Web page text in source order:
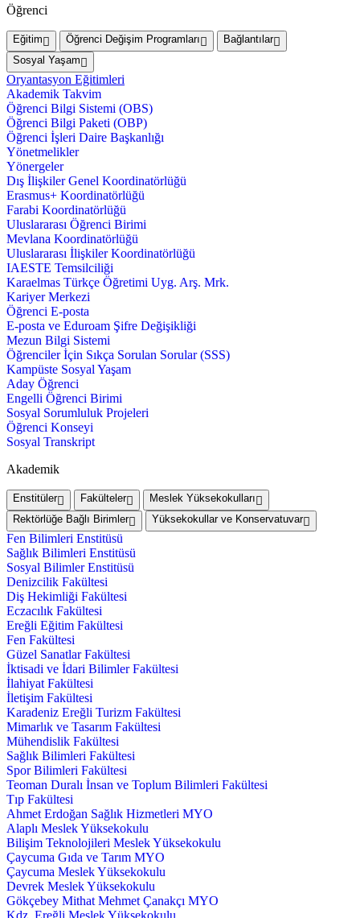
Öğrenci
Eğitim Öğrenci Değişim Programları
Bağlantılar
Sosyal Yaşam
Oryantasyon Eğitimleri
Akademik Takvim
Öğrenci Bilgi Sistemi (OBS)
Öğrenci Bilgi Paketi (OBP)
Öğrenci İşleri Daire Başkanlığı
Yönetmelikler
Yönergeler
Dış İlişkiler Genel Koordinatörlüğü
Erasmus+ Koordinatörlüğü
Farabi Koordinatörlüğü
Uluslararası Öğrenci Birimi
Mevlana Koordinatörlüğü
Uluslararası İlişkiler Koordinatörlüğü
IAESTE Temsilciliği
Karaelmas Türkçe Öğretimi Uyg. Arş. Mrk.
Kariyer Merkezi
Öğrenci E-posta
E-posta ve Eduroam Şifre Değişikliği
Mezun Bilgi Sistemi
Öğrenciler İçin Sıkça Sorulan Sorular (SSS)
Kampüste Sosyal Yaşam
Aday Öğrenci
Engelli Öğrenci Birimi
Sosyal Sorumluluk Projeleri
Öğrenci Konseyi
Sosyal Transkript
Akademik
Enstitüler Fakülteler
Meslek Yüksekokulları
Rektörlüğe Bağlı Birimler
Yüksekokullar ve Konservatuvar
Fen Bilimleri Enstitüsü
Sağlık Bilimleri Enstitüsü
Sosyal Bilimler Enstitüsü
Denizcilik Fakültesi
Diş Hekimliği Fakültesi
Eczacılık Fakültesi
Ereğli Eğitim Fakültesi
Fen Fakültesi
Güzel Sanatlar Fakültesi
İktisadi ve İdari Bilimler Fakültesi
İlahiyat Fakültesi
İletişim Fakültesi
Karadeniz Ereğli Turizm Fakültesi
Mimarlık ve Tasarım Fakültesi
Mühendislik Fakültesi
Sağlık Bilimleri Fakültesi
Spor Bilimleri Fakültesi
Teoman Duralı İnsan ve Toplum Bilimleri Fakültesi
Tıp Fakültesi
Ahmet Erdoğan Sağlık Hizmetleri MYO
Alaplı Meslek Yüksekokulu
Bilişim Teknolojileri Meslek Yüksekokulu
Çaycuma Gıda ve Tarım MYO
Çaycuma Meslek Yüksekokulu
Devrek Meslek Yüksekokulu
Gökçebey Mithat Mehmet Çanakçı MYO